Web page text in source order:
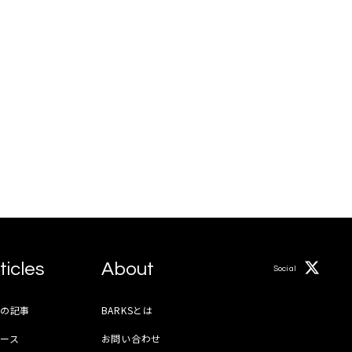
記事
ス
About
BARKSとは
お問い合わせ
Social